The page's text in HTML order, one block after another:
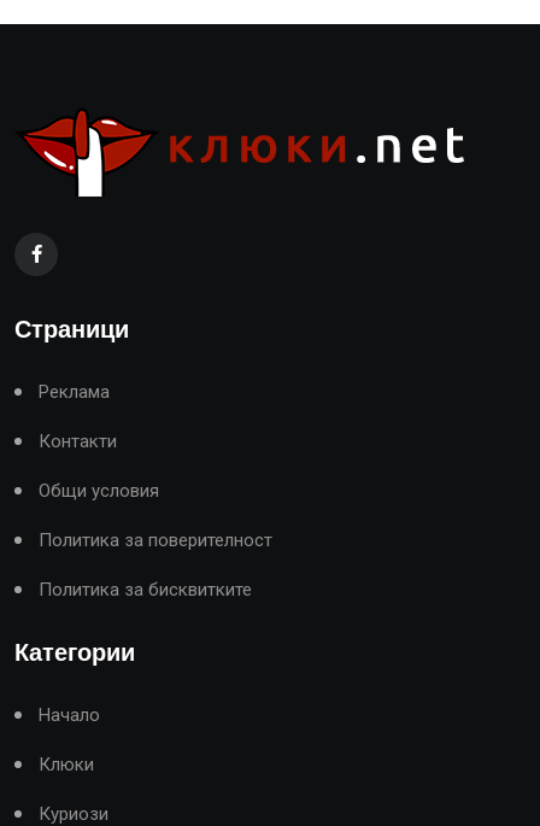
Страници
Реклама
Контакти
Общи условия
Политика за поверителност
Политика за бисквитките
Категории
Начало
Клюки
Куриози